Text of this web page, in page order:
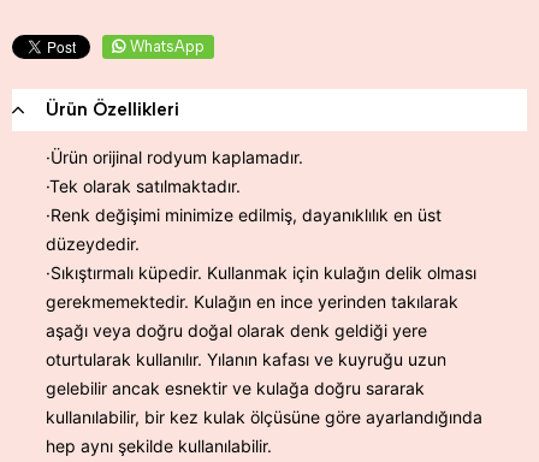
WhatsApp
Ürün Özellikleri
·Ürün orijinal rodyum kaplamadır.
·Tek olarak satılmaktadır.
·Renk değişimi minimize edilmiş, dayanıklılık en üst
düzeydedir.
·Sıkıştırmalı küpedir. Kullanmak için kulağın delik olması
gerekmemektedir. Kulağın en ince yerinden takılarak
aşağı veya doğru doğal olarak denk geldiği yere
oturtularak kullanılır. Yılanın kafası ve kuyruğu uzun
gelebilir ancak esnektir ve kulağa doğru sararak
kullanılabilir, bir kez kulak ölçüsüne göre ayarlandığında
hep aynı şekilde kullanılabilir.